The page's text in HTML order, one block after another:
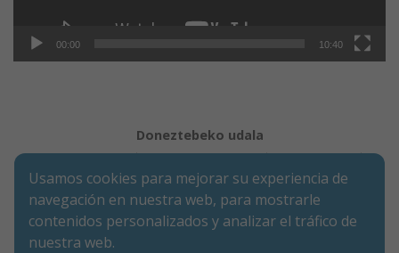
00:00 10:40
Doneztebeko udala
Aviso de privacidad
Calle Mercaderes 9 | C.P.: 31740 | Doneztebe/Santesteban
(NAVARRA)
Tel. 948 45 00 17 | Fax. 948 45 09 39
Usamos cookies para mejorar su experiencia de
navegación en nuestra web, para mostrarle
contenidos personalizados y analizar el tráfico de
nuestra web.